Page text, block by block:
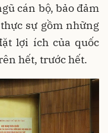
cán bộ, bảo đảm
sự gồm những
lợi ích của quốc
hết, trước hết.